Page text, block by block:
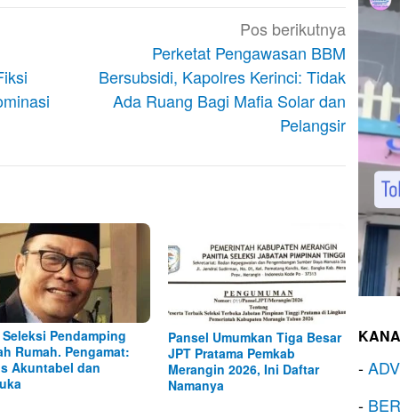
Pos berikutnya
Perketat Pengawasan BBM
Bersubsidi, Kapolres Kerinci: Tidak
Ada Ruang Bagi Mafia Solar dan
Pelangsir
Pendamping
Rumah. Pengamat:
Akuntabel dan
Pansel Umumkan Tiga Besar
JPT Pratama Pemkab
Merangin 2026, Ini Daftar
Namanya
-
-